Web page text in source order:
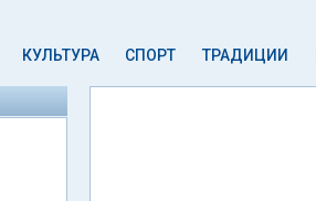
КУЛЬТУРА СПОРТ ТРАДИЦИИ